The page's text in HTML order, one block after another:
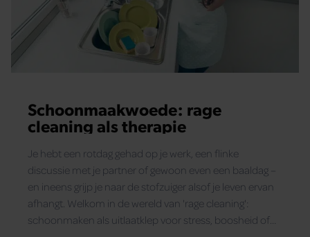
Schoonmaakwoede: rage
cleaning als therapie
Je hebt een rotdag gehad op je werk, een flinke
discussie met je partner of gewoon even een baaldag –
en ineens grijp je naar de stofzuiger alsof je leven ervan
afhangt. Welkom in de wereld van 'rage cleaning':
schoonmaken als uitlaatklep voor stress, boosheid of